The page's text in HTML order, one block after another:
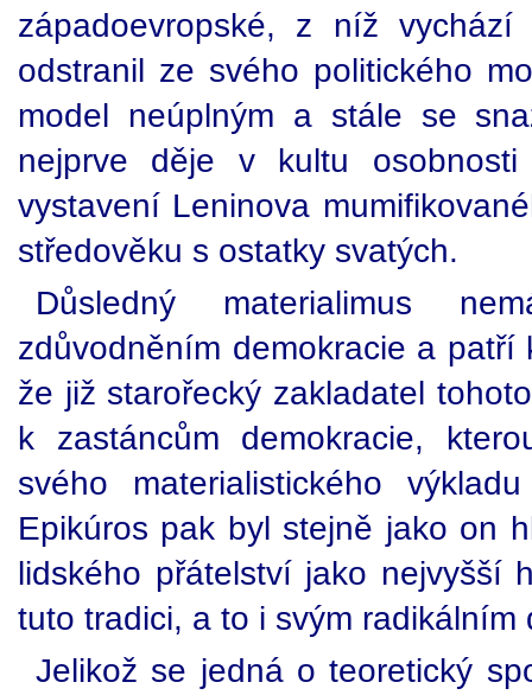
západoevropské, z níž
odstranil ze svého politického
model neúplným a stále se
nejprve děje v kultu
vystavení Leninova
středověku s ostatky svatých.
Důsledný materialimus
zdůvodněním demokracie a patří
že již starořecký zakladatel
k zastáncům demokracie,
svého materialistického
Epikúros pak byl stejně jako on
lidského přátelství jako nejvyšší
tuto tradici, a to i svým radikálním
Jelikož se jedná o teoretický